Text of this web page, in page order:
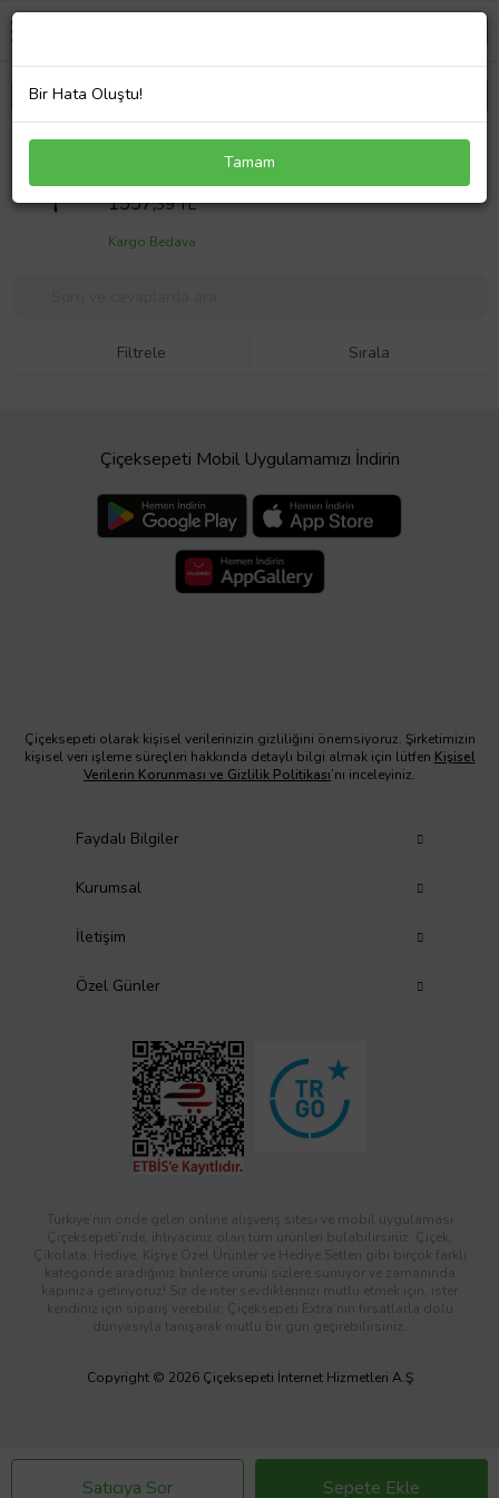
Lenovo ThinkPad X1 Carbon 20XW00KGTX
Notebook Adaptör Laptop Şarj
Sepet Fiyatı
1557,39 TL
Kargo Bedava
Satıcıya Sor Sepete Ekle
Filtrele Sırala
Çiçeksepeti Mobil Uygulamamızı İndirin
Çiçeksepeti olarak kişisel verilerinizin gizliliğini önemsiyoruz. Şirketimizin
kişisel veri işleme süreçleri hakkında detaylı bilgi almak için lütfen Kişisel
Verilerin Korunması ve Gizlilik Politikası’nı inceleyiniz.
Faydalı Bilgiler
Kurumsal
İletişim
Özel Günler
Türkiye’nin önde gelen online alışveriş sitesi ve mobil uygulaması
Çiçeksepeti’nde, ihtiyacınız olan tüm ürünleri bulabilirsiniz. Çiçek,
Çikolata, Hediye, Kişiye Özel Ürünler ve Hediye Setleri gibi birçok farklı
kategoride aradığınız binlerce ürünü sizlere sunuyor ve zamanında
kapınıza getiriyoruz! Siz de ister sevdiklerinizi mutlu etmek için, ister
kendiniz için sipariş verebilir; Çiçeksepeti Extra’nın fırsatlarla dolu
dünyasıyla tanışarak mutlu bir gün geçirebilirsiniz.
Copyright © 2026 Çiçeksepeti İnternet Hizmetleri A.Ş
Bir Hata Oluştu!
Tamam